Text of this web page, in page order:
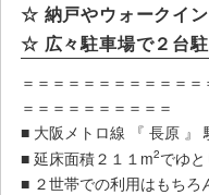
☆ 納戸やウォークイ
☆ 広々駐車場で２台
＝＝＝＝＝＝＝＝＝＝＝
＝＝＝＝＝＝＝＝＝＝
■ 大阪メトロ線 『 長原 』
■ 延床面積２１１m2でゆと
■ ２世帯での利用はもちろ